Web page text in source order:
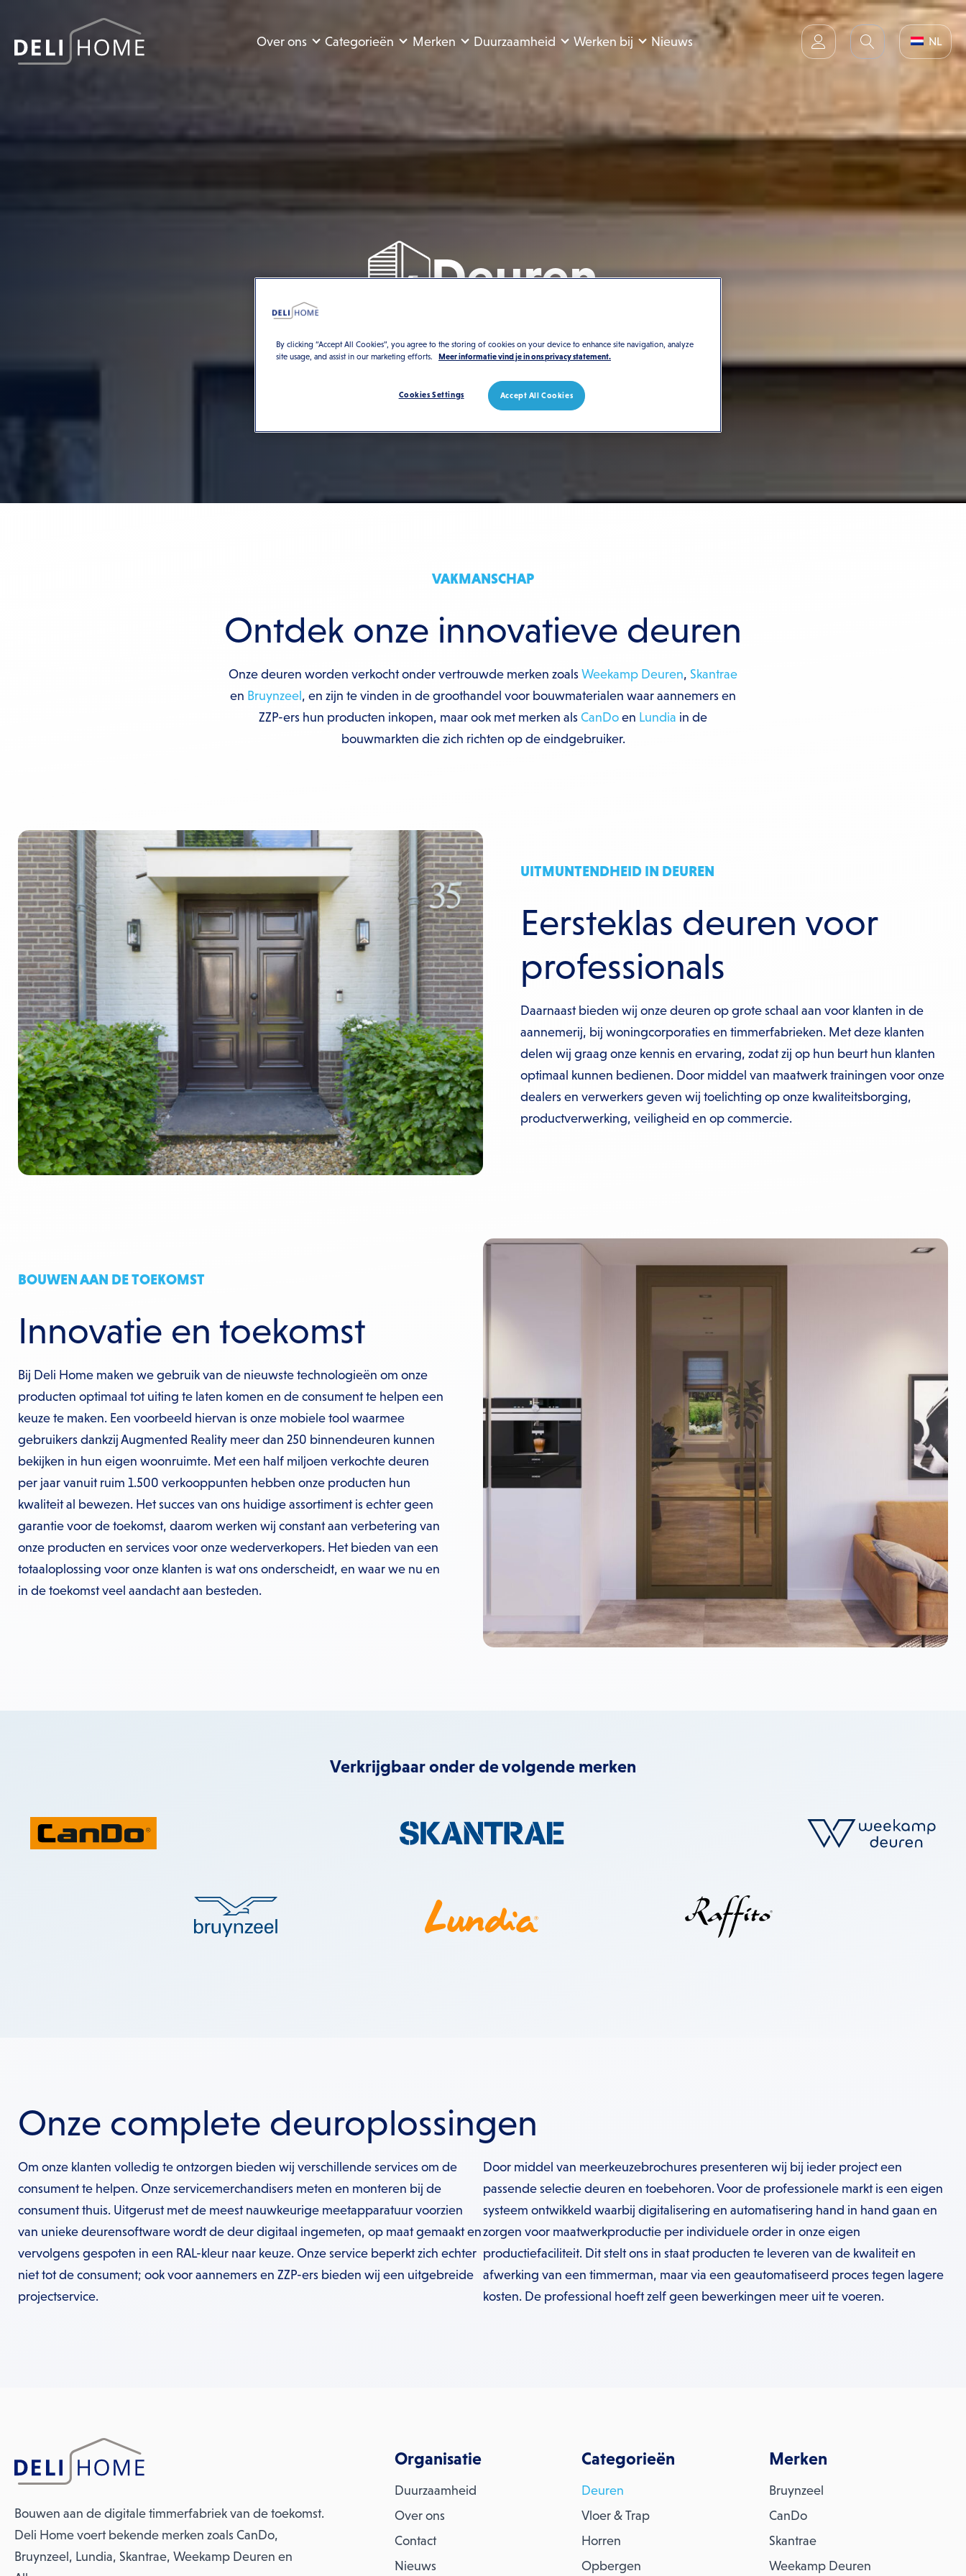
Over ons Categorieën Merken Duurzaamheid Werken bij Nieuws NL
Deuren
VAKMANSCHAP
Ontdek onze innovatieve deuren
Onze deuren worden verkocht onder vertrouwde merken zoals Weekamp Deuren, Skantrae
en Bruynzeel , en zijn te vinden in de groothandel voor bouwmaterialen waar aannemers en
ZZP-ers hun producten inkopen, maar ook met merken als CanDo en Lundia in de
bouwmarkten die zich richten op de eindgebruiker.
UITMUNTENDHEID IN DEUREN
Eersteklas deuren voor
professionals
Daarnaast bieden wij onze deuren op grote schaal aan voor klanten in de
aannemerij, bij woningcorporaties en timmerfabrieken. Met deze klanten
delen wij graag onze kennis en ervaring, zodat zij op hun beurt hun klanten
optimaal kunnen bedienen. Door middel van maatwerk trainingen voor onze
dealers en verwerkers geven wij toelichting op onze kwaliteitsborging,
productverwerking, veiligheid en op commercie.
BOUWEN AAN DE TOEKOMST
Innovatie en toekomst
Bij Deli Home maken we gebruik van de nieuwste technologieën om onze
producten optimaal tot uiting te laten komen en de consument te helpen een
keuze te maken. Een voorbeeld hiervan is onze mobiele tool waarmee
gebruikers dankzij Augmented Reality meer dan 250 binnendeuren kunnen
bekijken in hun eigen woonruimte. Met een half miljoen verkochte deuren
per jaar vanuit ruim 1.500 verkooppunten hebben onze producten hun
kwaliteit al bewezen. Het succes van ons huidige assortiment is echter geen
garantie voor de toekomst, daarom werken wij constant aan verbetering van
onze producten en services voor onze wederverkopers. Het bieden van een
totaaloplossing voor onze klanten is wat ons onderscheidt, en waar we nu en
in de toekomst veel aandacht aan besteden.
Verkrijgbaar onder de volgende merken
Onze complete deuroplossingen
Om onze klanten volledig te ontzorgen bieden wij verschillende services om de
consument te helpen. Onze servicemerchandisers meten en monteren bij de
consument thuis. Uitgerust met de meest nauwkeurige meetapparatuur voorzien
van unieke deurensoftware wordt de deur digitaal ingemeten, op maat gemaakt en
vervolgens gespoten in een RAL-kleur naar keuze. Onze service beperkt zich echter
niet tot de consument; ook voor aannemers en ZZP-ers bieden wij een uitgebreide
projectservice.
Door middel van meerkeuzebrochures presenteren wij bij ieder project een
passende selectie deuren en toebehoren. Voor de professionele markt is een eigen
systeem ontwikkeld waarbij digitalisering en automatisering hand in hand gaan en
zorgen voor maatwerkproductie per individuele order in onze eigen
productiefaciliteit. Dit stelt ons in staat producten te leveren van de kwaliteit en
afwerking van een timmerman, maar via een geautomatiseerd proces tegen lagere
kosten. De professional hoeft zelf geen bewerkingen meer uit te voeren.
Bouwen aan de digitale timmerfabriek van de toekomst.
Deli Home voert bekende merken zoals CanDo,
Bruynzeel, Lundia, Skantrae, Weekamp Deuren en
Organisatie
Duurzaamheid
Over ons
Contact
Nieuws
Categorieën
Deuren
Vloer & Trap
Horren
Opbergen
Merken
Bruynzeel
CanDo
Skantrae
Weekamp Deuren
By clicking “Accept All Cookies”, you agree to the storing of cookies on your device to enhance site navigation, analyze
site usage, and assist in our marketing efforts.
Meer informatie vind je in ons privacy statement.
Accept All Cookies
Cookies Settings